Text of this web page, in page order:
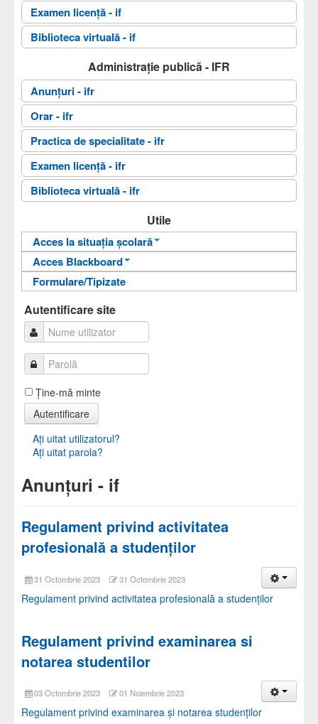
Examen licență - if
Biblioteca virtuală - if
Administrație publică - IFR
Anunțuri - ifr
Orar - ifr
Practica de specialitate - ifr
Examen licență - ifr
Biblioteca virtuală - ifr
Utile
Acces la situația școlară
Informații pentru acces
Autentificare
Acces Blackboard
Informații pentru acces
Autentificare
Formulare/Tipizate
Autentificare site
Ţine-mă minte
Autentificare
Aţi uitat utilizatorul?
Aţi uitat parola?
Anunțuri - if
Regulament privind activitatea
profesională a studenților
31 Octombrie 2023 31 Octombrie 2023
Regulament privind activitatea profesională a studenților
Regulament privind examinarea si
notarea studentilor
03 Octombrie 2023 01 Noiembrie 2023
Regulament privind examinarea și notarea studenților